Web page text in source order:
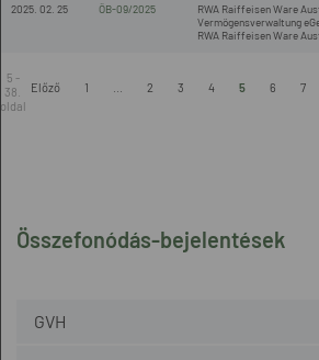
Összefonódás-bejelentések
GVH
2025. 02. 25 ÖB-09/2025
RWA Raiffeisen Ware
Vermögensverwaltung
RWA Raiffeisen Ware
5 -
38.
oldal
Előző 1 2 3 4 5 6 7